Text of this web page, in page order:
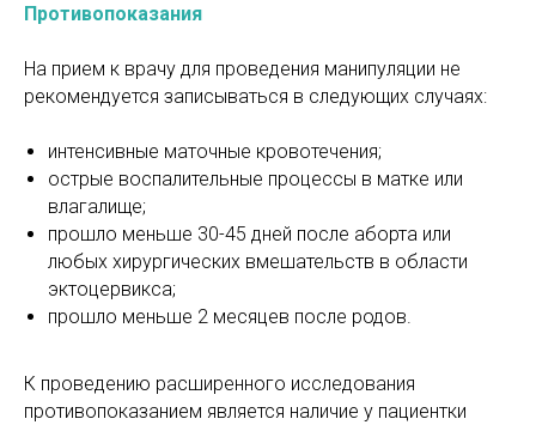
Противопоказания
На прием к врачу для проведения манипуляции не
рекомендуется записываться в следующих случаях:
интенсивные маточные кровотечения;
острые воспалительные процессы в матке или
влагалище;
прошло меньше 30-45 дней после аборта или
любых хирургических вмешательств в области
эктоцервикса;
прошло меньше 2 месяцев после родов.
К проведению расширенного исследования
противопоказанием является наличие у пациентки